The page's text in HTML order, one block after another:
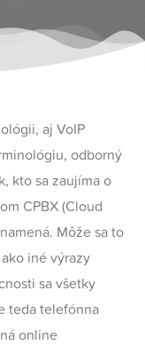
aj VoIP
odborný
kto sa zaujíma o
CPBX (Cloud
Môže sa to
iné výrazy
sa všetky
teda telefónna
online